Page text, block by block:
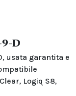
D
usata garantita e
Logiq S8,